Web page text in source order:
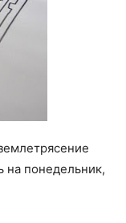
на понедельник,